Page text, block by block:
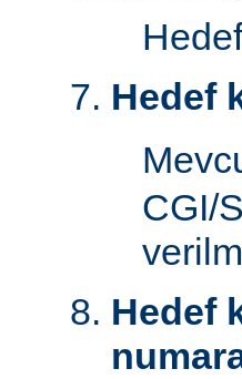
Hedef
CGI/
Hedef